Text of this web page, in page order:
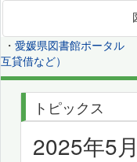
・ 愛媛県図書館ポータル
互貸借など）
トピックス
2025年5